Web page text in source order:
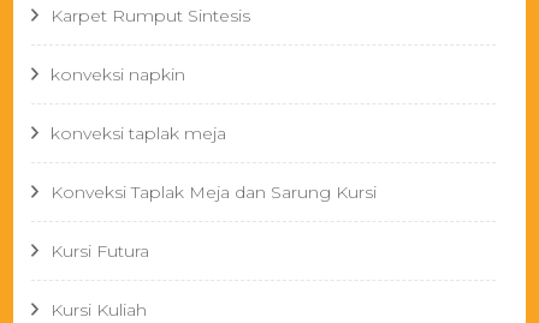
Karpet Rumput Sintesis
konveksi napkin
konveksi taplak meja
Konveksi Taplak Meja dan Sarung Kursi
Kursi Futura
Kursi Kuliah